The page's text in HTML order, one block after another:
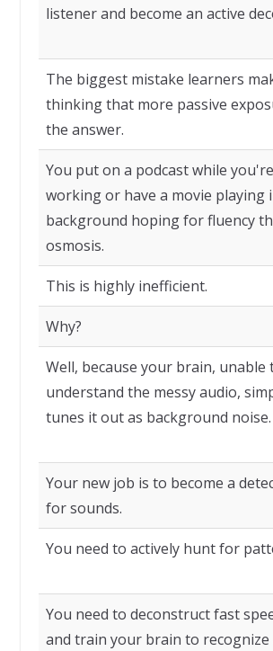
listener and become an active
The biggest mistake learners
thinking that more passive
the answer.
You put on a podcast while you're
working or have a movie playing
background hoping for fluency
osmosis.
This is highly inefficient.
Why?
Well, because your brain, unable
understand the messy audio,
tunes it out as background noise.
Your new job is to become a
for sounds.
You need to actively hunt for
You need to deconstruct fast
and train your brain to recognize